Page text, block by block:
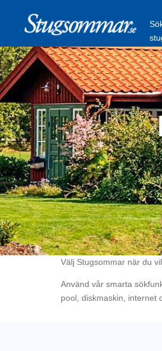
Välj Stugsommar när du
Använd vår smarta
pool, diskmaskin, internet